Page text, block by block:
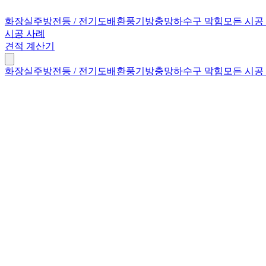
화장실주방전등 / 전기 도배 환풍기 방충망하수구 막힘 모든 시공
시공 사례
견적 계산기
화장실주방전등 / 전기 도배 환풍기 방충망하수구 막힘 모든 시공